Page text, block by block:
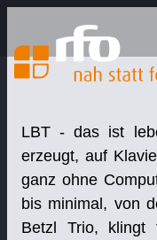
LBT- das ist
erzeugt, auf
ganz ohne
bis minimal, von
Betzl Trio, klingt